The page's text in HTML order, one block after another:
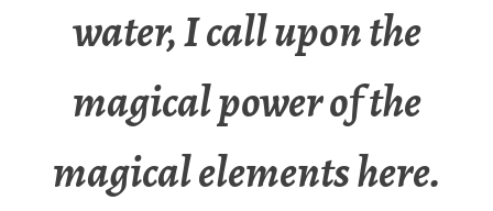
water, I call upon the
magical power of the
magical elements here.